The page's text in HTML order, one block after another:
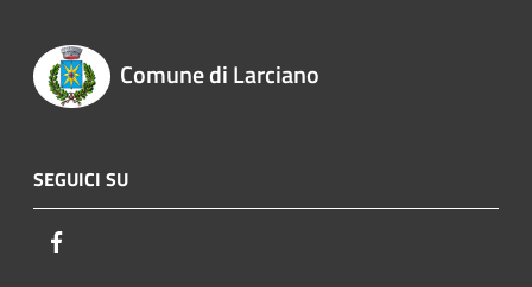
Comune di Larciano
SEGUICI SU